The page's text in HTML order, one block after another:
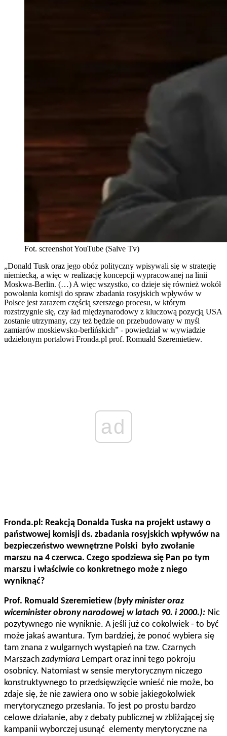
Fot. screenshot YouTube (Salve Tv)
„Donald Tusk oraz jego obóz polityczny wpisywali się w strategię
niemiecką, a więc w realizację koncepcji wypracowanej na linii
Moskwa-Berlin. (…) A więc wszystko, co dzieje się również wokół
powołania komisji do spraw zbadania rosyjskich wpływów w
Polsce jest zarazem częścią szerszego procesu, w którym
rozstrzygnie się, czy ład międzynarodowy z kluczową pozycją USA
zostanie utrzymany, czy też będzie on przebudowany w myśl
zamiarów moskiewsko-berlińskich” - powiedział w wywiadzie
udzielonym portalowi Fronda.pl prof. Romuald Szeremietiew.
ad
Fronda.pl: Reakcją Donalda Tuska na projekt ustawy o
państwowej komisji ds. zbadania rosyjskich wpływów na
bezpieczeństwo wewnętrzne Polski było zwołanie
marszu na 4 czerwca. Czego spodziewa się Pan po tym
marszu i właściwie co konkretnego może z niego
wyniknąć?
Prof. Romuald Szeremietiew(były minister oraz
wiceminister obrony narodowej w latach 90. i 2000.): Nic
pozytywnego nie wyniknie. A jeśli już co cokolwiek - to być
może jakaś awantura. Tym bardziej, że ponoć wybiera się
tam znana z wulgarnych wystąpień na tzw. Czarnych
Marszach zadymiara Lempart oraz inni tego pokroju
osobnicy. Natomiast w sensie merytorycznym niczego
konstruktywnego to przedsięwzięcie wnieść nie może, bo
zdaje się, że nie zawiera ono w sobie jakiegokolwiek
merytorycznego przesłania. To jest po prostu bardzo
celowe działanie, aby z debaty publicznej w zbliżającej się
kampanii wyborczej usunąć elementy merytoryczne na